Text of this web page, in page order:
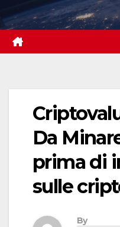
to
content
Da
prima di
sulle
By